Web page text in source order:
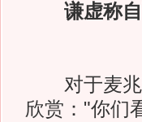
谦虚称
对于麦兆
欣赏："你们